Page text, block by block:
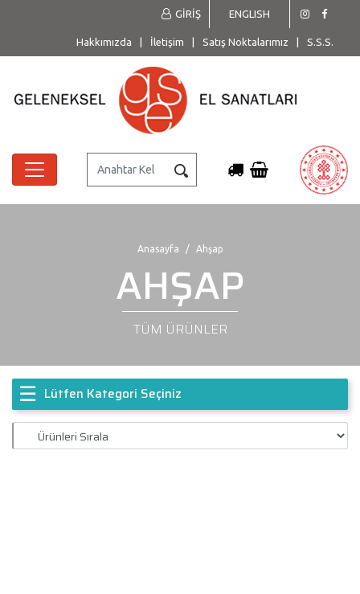
ENGLISH
GİRİŞ
Hakkımızda İletişim Satış Noktalarımız S.S.S.
Anasayfa Ahşap
AHŞAP
TÜM ÜRÜNLER
☰ Lütfen Kategori Seçiniz